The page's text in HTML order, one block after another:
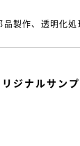
製作、透明化
リジナルサン